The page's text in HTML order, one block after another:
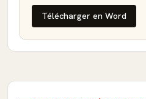
Télécharger en Word